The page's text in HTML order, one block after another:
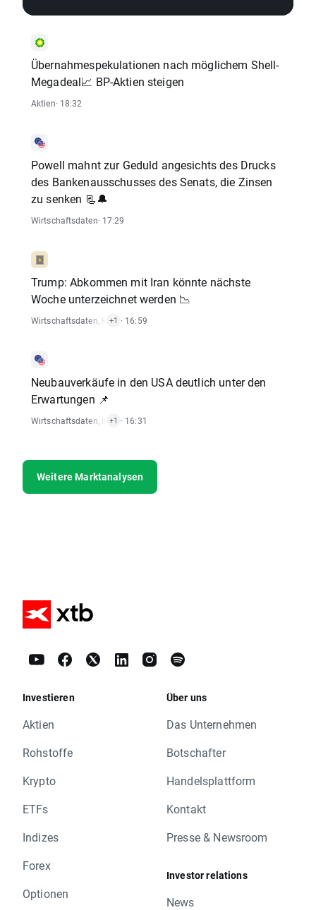
Übernahmespekulationen nach möglichem Shell-
Megadeal📈 BP-Aktien steigen
Aktien· 18:32
Powell mahnt zur Geduld angesichts des Drucks
des Bankenausschusses des Senats, die Zinsen
zu senken 📃🔔
Wirtschaftsdaten· 17:29
Trump: Abkommen mit Iran könnte nächste
Woche unterzeichnet werden 📉
Wirtschaftsdaten Rohstoff
+1 · 16:59
Neubauverkäufe in den USA deutlich unter den
Erwartungen 📌
Wirtschaftsdaten Index
+1 · 16:31
Weitere Marktanalysen
Investieren
Aktien
Rohstoffe
Krypto
ETFs
Indizes
Forex
Optionen
Über uns
Das Unternehmen
Botschafter
Handelsplattform
Kontakt
Presse & Newsroom
Investor relations
News